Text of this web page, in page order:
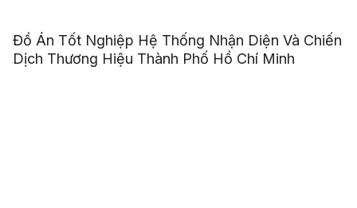
Đồ Án Tốt Nghiệp Hệ Thống Nhận Diện Và Chiến
Dịch Thương Hiệu Thành Phố Hồ Chí Minh